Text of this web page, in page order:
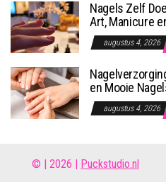
Nagels Zelf
Art, Manicure
augustus 4, 2026
en Mooie
augustus 4, 2026
© | 2026 | Puckstudio.nl